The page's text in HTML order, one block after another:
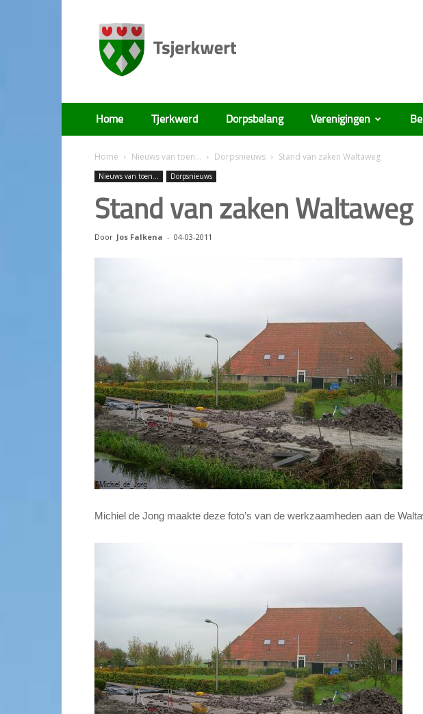
Tsjerkwert
Home Tjerkwerd Dorpsbelang Verenigingen
Home Nieuws van toen... Dorpsnieuws Stand van zaken Waltaweg
Nieuws van toen... Dorpsnieuws
Stand van zaken Waltaweg
Door Jos Falkena - 04-03-2011
Michiel de Jong maakte deze foto’s van de werkzaamheden aan de